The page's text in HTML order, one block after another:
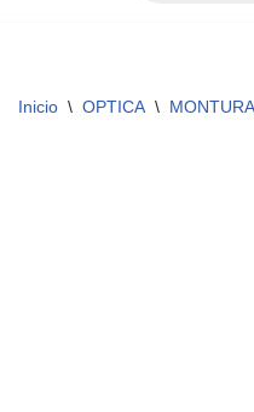
Inicio \ OPTICA \